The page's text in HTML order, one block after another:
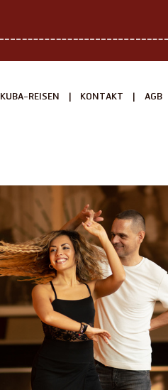
KUBA-REISEN | KONTAKT | AGB